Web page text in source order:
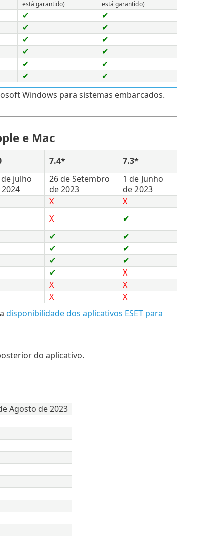
está garantido)
está garantido)
✔
✔
✔
✔
✔
✔
✔
✔
✔
✔
✔
✔
Windows para sistemas embarcados.
e Mac
7.4*
7.3*
julho
26 de Setembro
de 2023
1 de Junho
de 2023
X
X
X
✔
✔
✔
✔
✔
✔
✔
✔
X
X
X
X
X
disponibilidade dos aplicativos ESET para
do aplicativo.
Agosto de 2023